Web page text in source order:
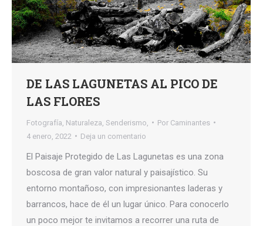
DE LAS LAGUNETAS AL PICO DE
LAS FLORES
Fotografía Naturaleza Senderismo, Por Caminantes
4 enero, 2022
Deja un comentario
El Paisaje Protegido de Las Lagunetas es una zona
boscosa de gran valor natural y paisajístico. Su
entorno montañoso, con impresionantes laderas y
barrancos, hace de él un lugar único. Para conocerlo
un poco mejor te invitamos a recorrer una ruta de